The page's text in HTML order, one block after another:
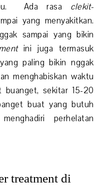
Ada rasa clekit-
yang menyakitkan.
sampai yang bikin
ini juga termasuk
paling bikin nggak
menghabiskan waktu
buanget, sekitar 15-20
buat yang butuh
perhelatan
treatment di